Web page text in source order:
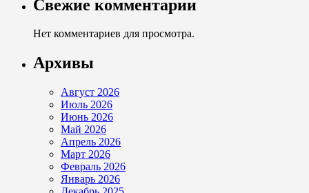
Свежие комментарии
Нет комментариев для просмотра.
Архивы
Август 2026
Июль 2026
Июнь 2026
Май 2026
Апрель 2026
Март 2026
Февраль 2026
Январь 2026